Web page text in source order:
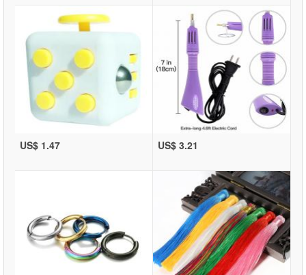
US$ 1.47 US$ 3.21